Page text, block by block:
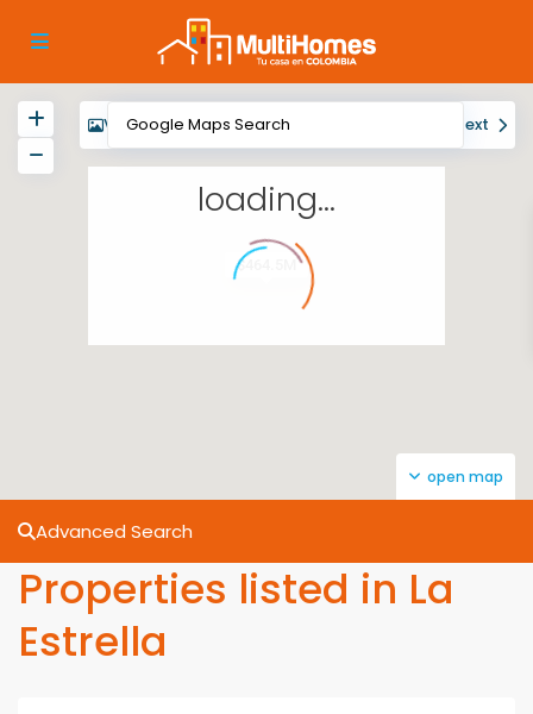
$464.5M
loading...
open map
View My Location Next
Advanced Search
Properties listed in La
Estrella